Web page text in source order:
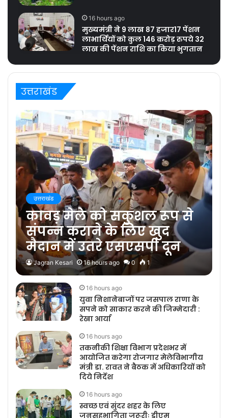
16 hours ago
मुख्यमंत्री ने 9 लाख 87 हजार17 पेंशन
लाभार्थियों को कुल 146 करोड़ रुपये 32
लाख की पेंशन राशि का किया भुगतान
उत्तराखंड
उत्तराखंड
कावड़ मेले को सकुशल रूप से
संपन्न कराने के लिए खुद
मैदान में उतरे एसएसपी दून
Jagran Kesari 16 hours ago 0 1
16 hours ago
युवा निशानेबाजों पर जसपाल राणा के
सपने को साकार करने की जिम्मेदारी :
रेखा आर्या
16 hours ago
तकनीकी शिक्षा विभाग प्रदेशभर में
आयोजित करेगा रोजगार मेलेविभागीय
मंत्री डा. रावत ने बैठक में अधिकारियों को
दिये निर्देश
16 hours ago
स्वच्छ एवं सुंदर शहर के लिए
जनसहभागिता जरूरीः डीएम